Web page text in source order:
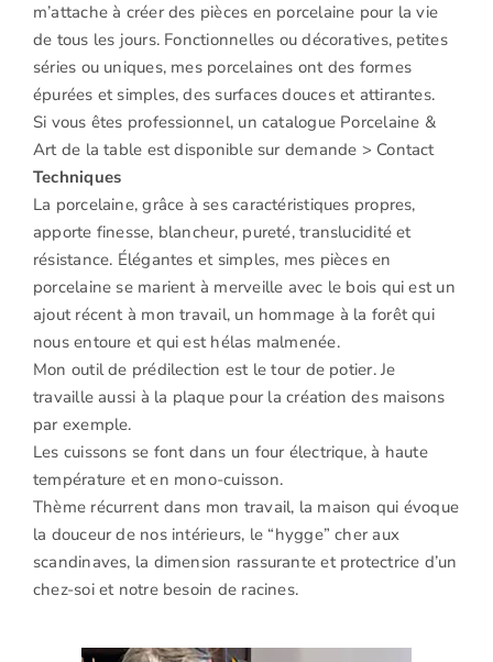
m’attache à créer des pièces en porcelaine pour la vie
de tous les jours. Fonctionnelles ou décoratives, petites
séries ou uniques, mes porcelaines ont des formes
épurées et simples, des surfaces douces et attirantes.
Si vous êtes professionnel, un catalogue Porcelaine &
Art de la table est disponible sur demande > Contact
Techniques
La porcelaine, grâce à ses caractéristiques propres,
apporte finesse, blancheur, pureté, translucidité et
résistance. Élégantes et simples, mes pièces en
porcelaine se marient à merveille avec le bois qui est un
ajout récent à mon travail, un hommage à la forêt qui
nous entoure et qui est hélas malmenée.
Mon outil de prédilection est le tour de potier. Je
travaille aussi à la plaque pour la création des maisons
par exemple.
Les cuissons se font dans un four électrique, à haute
température et en mono-cuisson.
Thème récurrent dans mon travail, la maison qui évoque
la douceur de nos intérieurs, le “hygge” cher aux
scandinaves, la dimension rassurante et protectrice d’un
chez-soi et notre besoin de racines.